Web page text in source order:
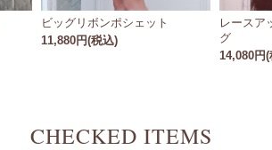
ビッグリボンポシェット
11,880円(税込)
レースア
グ
14,080円
CHECKED ITEMS